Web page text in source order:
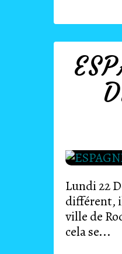
Lundi 22
différent,
ville de
cela se...